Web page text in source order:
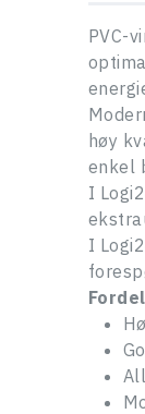
PVC-
høy
enkel
I
I